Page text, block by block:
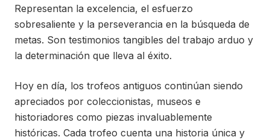
Representan la excelencia, el esfuerzo
sobresaliente y la perseverancia en la búsqueda de
metas. Son testimonios tangibles del trabajo arduo y
la determinación que lleva al éxito.
Hoy en día, los trofeos antiguos continúan siendo
apreciados por coleccionistas, museos e
historiadores como piezas invaluablemente
históricas. Cada trofeo cuenta una historia única y